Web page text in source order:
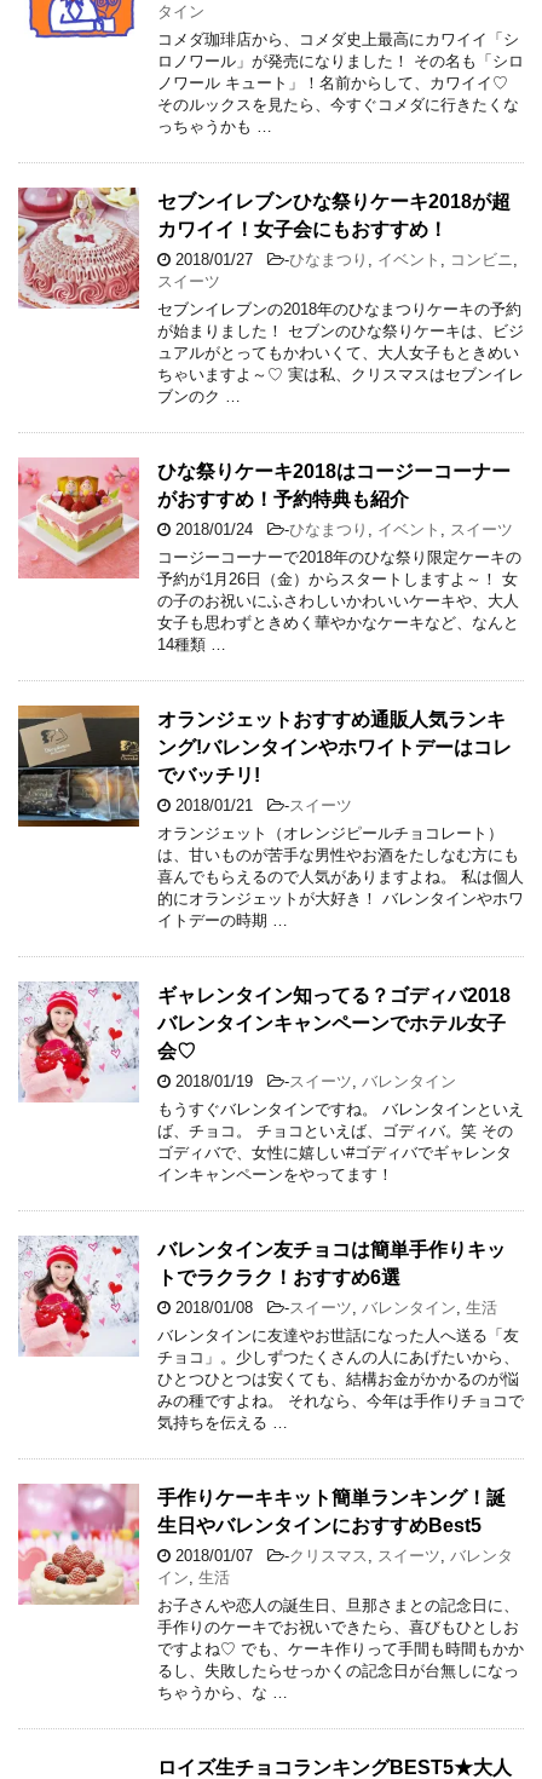
タイン
コメダ珈琲店から、コメダ史上最高にカワイイ「シ
ロノワール」が発売になりました！ その名も「シロ
ノワール キュート」！名前からして、カワイイ♡
そのルックスを見たら、今すぐコメダに行きたくな
っちゃうかも …
セブンイレブンひな祭りケーキ2018が超
カワイイ！女子会にもおすすめ！
2018/01/27 -ひなまつり イベント コンビニ
スイーツ
セブンイレブンの2018年のひなまつりケーキの予約
が始まりました！ セブンのひな祭りケーキは、ビジ
ュアルがとってもかわいくて、大人女子もときめい
ちゃいますよ～♡ 実は私、クリスマスはセブンイレ
ブンのク …
ひな祭りケーキ2018はコージーコーナー
がおすすめ！予約特典も紹介
2018/01/24 -ひなまつり イベント
スイーツ
コージーコーナーで2018年のひな祭り限定ケーキの
予約が1月26日（金）からスタートしますよ～！ 女
の子のお祝いにふさわしいかわいいケーキや、大人
女子も思わずときめく華やかなケーキなど、なんと
14種類 …
オランジェットおすすめ通販人気ランキ
ング!バレンタインやホワイトデーはコレ
でバッチリ!
2018/01/21 -スイーツ
オランジェット（オレンジピールチョコレート）
は、甘いものが苦手な男性やお酒をたしなむ方にも
喜んでもらえるので人気がありますよね。 私は個人
的にオランジェットが大好き！ バレンタインやホワ
イトデーの時期 …
ギャレンタイン知ってる？ゴディバ2018
バレンタインキャンペーンでホテル女子
会♡
2018/01/19 -スイーツ
バレンタイン
もうすぐバレンタインですね。 バレンタインといえ
ば、チョコ。 チョコといえば、ゴディバ。笑 その
ゴディバで、女性に嬉しい#ゴディバでギャレンタ
インキャンペーンをやってます！
バレンタイン友チョコは簡単手作りキッ
トでラクラク！おすすめ6選
2018/01/08 -スイーツ バレンタイン 生活
バレンタインに友達やお世話になった人へ送る「友
チョコ」。少しずつたくさんの人にあげたいから、
ひとつひとつは安くても、結構お金がかかるのが悩
みの種ですよね。 それなら、今年は手作りチョコで
気持ちを伝える …
手作りケーキキット簡単ランキング！誕
生日やバレンタインにおすすめBest5
2018/01/07 -クリスマス スイーツ
バレンタ
イン 生活
お子さんや恋人の誕生日、旦那さまとの記念日に、
手作りのケーキでお祝いできたら、喜びもひとしお
ですよね♡ でも、ケーキ作りって手間も時間もかか
るし、失敗したらせっかくの記念日が台無しになっ
ちゃうから、な …
ロイズ生チョコランキングBEST5★大人